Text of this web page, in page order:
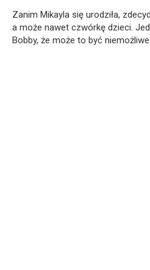
Zanim Mikayla się urodziła,
a może nawet czwórkę dzieci.
Bobby, że może to być niemożliwe.